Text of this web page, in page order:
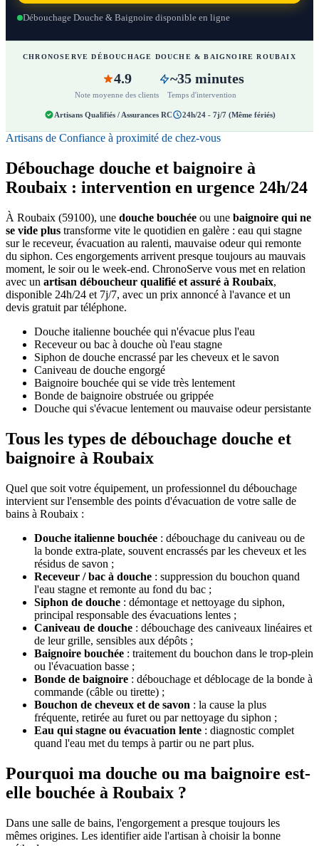
Débouchage Douche & Baignoire disponible en ligne
CHRONOSERVE DÉBOUCHAGE DOUCHE & BAIGNOIRE ROUBAIX
4.9
Note moyenne des clients
~35 minutes
Temps d'intervention
Artisans Qualifiés / Assurances RC 24h/24 - 7j/7 (Même fériés)
Artisans de Confiance à proximité de chez-vous
Débouchage douche et baignoire à
Roubaix : intervention en urgence 24h/24
À Roubaix (59100), une douche bouchée ou une baignoire qui ne
se vide plus transforme vite le quotidien en galère : eau qui stagne
sur le receveur, évacuation au ralenti, mauvaise odeur qui remonte
du siphon. Ces engorgements arrivent presque toujours au mauvais
moment, le soir ou le week-end. ChronoServe vous met en relation
avec un artisan déboucheur qualifié et assuré à Roubaix,
disponible 24h/24 et 7j/7, avec un prix annoncé à l'avance et un
devis gratuit par téléphone.
Douche italienne bouchée qui n'évacue plus l'eau
Receveur ou bac à douche où l'eau stagne
Siphon de douche encrassé par les cheveux et le savon
Caniveau de douche engorgé
Baignoire bouchée qui se vide très lentement
Bonde de baignoire obstruée ou grippée
Douche qui s'évacue lentement ou mauvaise odeur persistante
Tous les types de débouchage douche et
baignoire à Roubaix
Quel que soit votre équipement, un professionnel du débouchage
intervient sur l'ensemble des points d'évacuation de votre salle de
bains à Roubaix :
Douche italienne bouchée : débouchage du caniveau ou de
la bonde extra-plate, souvent encrassés par les cheveux et les
résidus de savon ;
Receveur / bac à douche : suppression du bouchon quand
l'eau stagne et remonte au fond du bac ;
Siphon de douche : démontage et nettoyage du siphon,
principal responsable des évacuations lentes ;
Caniveau de douche : débouchage des caniveaux linéaires et
de leur grille, sensibles aux dépôts ;
Baignoire bouchée : traitement du bouchon dans le trop-plein
ou l'évacuation basse ;
Bonde de baignoire : débouchage et déblocage de la bonde à
commande (câble ou tirette) ;
Bouchon de cheveux et de savon : la cause la plus
fréquente, retirée au furet ou par nettoyage du siphon ;
Eau qui stagne ou évacuation lente : diagnostic complet
quand l'eau met du temps à partir ou ne part plus.
Pourquoi ma douche ou ma baignoire est-
elle bouchée à Roubaix ?
Dans une salle de bains, l'engorgement a presque toujours les
mêmes origines. Les identifier aide l'artisan à choisir la bonne